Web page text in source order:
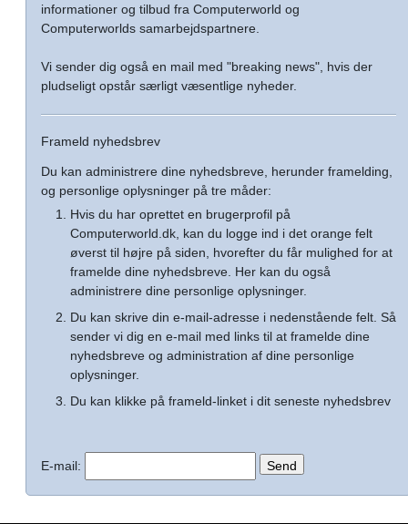
informationer og tilbud fra Computerworld og
Computerworlds samarbejdspartnere.
Vi sender dig også en mail med "breaking news", hvis der
pludseligt opstår særligt væsentlige nyheder.
Frameld nyhedsbrev
Du kan administrere dine nyhedsbreve, herunder framelding,
og personlige oplysninger på tre måder:
Hvis du har oprettet en brugerprofil på
Computerworld.dk, kan du logge ind i det orange felt
øverst til højre på siden, hvorefter du får mulighed for at
framelde dine nyhedsbreve. Her kan du også
administrere dine personlige oplysninger.
Du kan skrive din e-mail-adresse i nedenstående felt. Så
sender vi dig en e-mail med links til at framelde dine
nyhedsbreve og administration af dine personlige
oplysninger.
Du kan klikke på frameld-linket i dit seneste nyhedsbrev
E-mail: